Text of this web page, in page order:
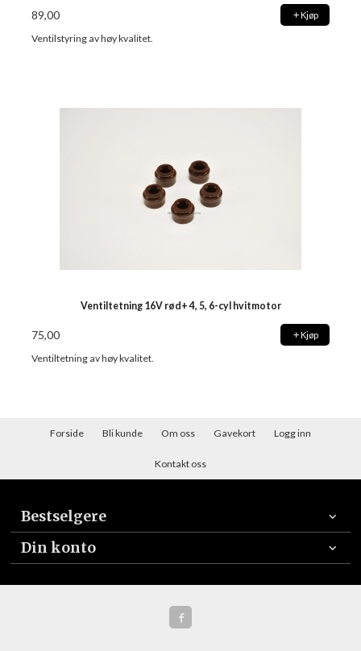
89,00 Kjøp
Ventilstyring av høy kvalitet.
Ventiltetning 16V rød+ 4, 5, 6-cyl hvitmotor
75,00 Kjøp
Ventiltetning av høy kvalitet.
Forside Bli kunde Om oss Gavekort Logg inn
Kontakt oss
Bestselgere
Din konto